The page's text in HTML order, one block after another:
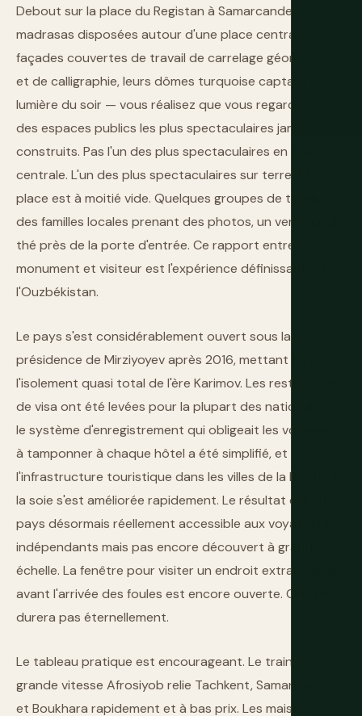
Debout sur la place du Registan à Samarcande — trois
madrasas disposées autour d'une place centrale, leurs
façades couvertes de travail de carrelage géométrique
et de calligraphie, leurs dômes turquoise captant la
lumière du soir — vous réalisez que vous regardez l'un
des espaces publics les plus spectaculaires jamais
construits. Pas l'un des plus spectaculaires en Asie
centrale. L'un des plus spectaculaires sur terre. Et la
place est à moitié vide. Quelques groupes de touristes,
des familles locales prenant des photos, un vendeur de
thé près de la porte d'entrée. Ce rapport entre
monument et visiteur est l'expérience définissante de
l'Ouzbékistan.
Le pays s'est considérablement ouvert sous la
présidence de Mirziyoyev après 2016, mettant fin à
l'isolement quasi total de l'ère Karimov. Les restrictions
de visa ont été levées pour la plupart des nationalités,
le système d'enregistrement qui obligeait les voyageurs
à tamponner à chaque hôtel a été simplifié, et
l'infrastructure touristique dans les villes de la Route de
la soie s'est améliorée rapidement. Le résultat est un
pays désormais réellement accessible aux voyageurs
indépendants mais pas encore découvert à grande
échelle. La fenêtre pour visiter un endroit extraordinaire
avant l'arrivée des foules est encore ouverte. Cela ne
durera pas éternellement.
Le tableau pratique est encourageant. Le train à
grande vitesse Afrosiyob relie Tachkent, Samarcande
et Boukhara rapidement et à bas prix. Les maisons